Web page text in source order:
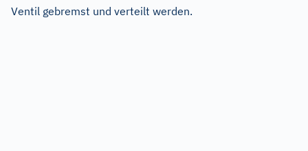
Ventil gebremst und verteilt werden.